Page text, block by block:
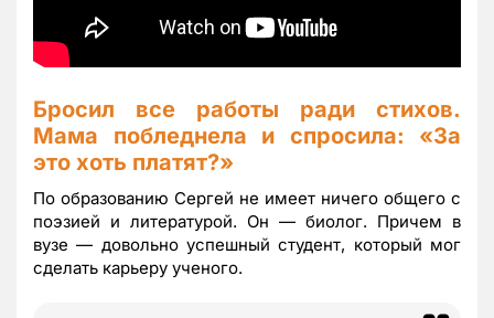
Бросил все работы ради стихов.
Мама побледнела и спросила: «За
это хоть платят?»
По образованию Сергей не имеет ничего общего с
поэзией и литературой. Он — биолог. Причем в
вузе — довольно успешный студент, который мог
сделать карьеру ученого.